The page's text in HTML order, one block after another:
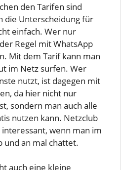
den Tarifen sind
die Unterscheidung für
einfach. Wer nur
Regel mit WhatsApp
Mit dem Tarif kann man
im Netz surfen. Wer
nutzt, ist dagegen mit
da hier nicht nur
sondern man auch alle
nutzen kann. Netzclub
wenn man im
und an mal chattet.
auch eine kleine